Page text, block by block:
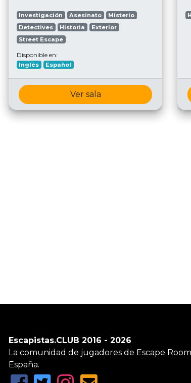
Investigación Asesinato
Misterio
Detectives
Historia
Exterior
Street Escape
Disponible en:
Inglés Español
Ver sala
Escapistas.CLUB 2016 - 2026
La comunidad de jugadores de Escape
España.